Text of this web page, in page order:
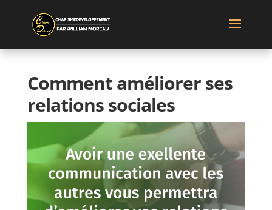
Comment améliorer ses
relations sociales